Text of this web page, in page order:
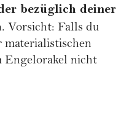
bezüglich deiner
Vorsicht: Falls du
Engelorakel nicht